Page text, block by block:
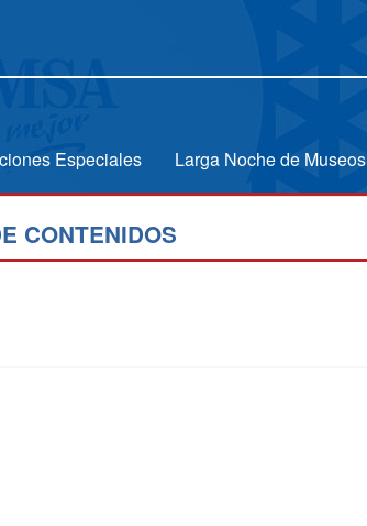
Especiales Larga Noche de Museos
CONTENIDOS